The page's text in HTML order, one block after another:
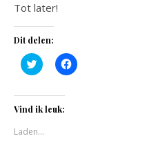
Tot later!
Dit delen:
Klik
om
met
Twitter
(Wordt
een
Klik
om
Vind ik leuk:
Laden...